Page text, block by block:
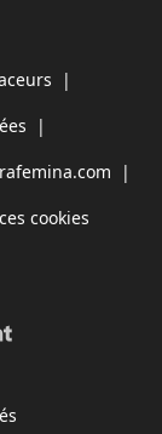
|
|
|
cookies